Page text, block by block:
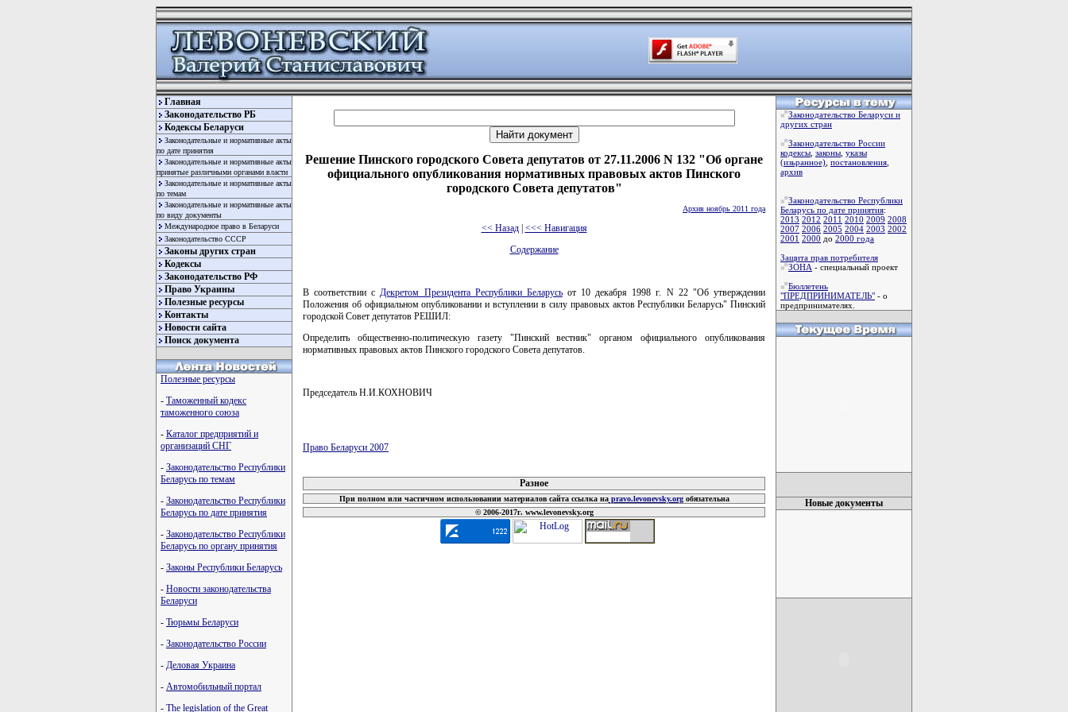
Главная
Законодательство РБ
Кодексы Беларуси
Законодательные и нормативные акты
по дате принятия
Законодательные и нормативные акты
принятые различными органами власти
Законодательные и нормативные акты
по темам
Законодательные и нормативные акты
по виду документы
Международное право в Беларуси
Законодательство СССР
Законы других стран
Кодексы
Законодательство РФ
Право Украины
Полезные ресурсы
Контакты
Новости сайта
Поиск документа
Полезные ресурсы
- Таможенный кодекс
таможенного союза
- Каталог предприятий и
организаций СНГ
- Законодательство Республики
Беларусь по темам
- Законодательство Республики
Беларусь по дате принятия
- Законодательство Республики
Беларусь по органу принятия
- Законы Республики Беларусь
- Новости законодательства
Беларуси
- Тюрьмы Беларуси
- Законодательство России
- Деловая Украина
- Автомобильный портал
- The legislation of the Great
Решение Пинского городского Совета депутатов от 27.11.2006 N 132 "Об органе
официального опубликования нормативных правовых актов Пинского
городского Совета депутатов"
Архив ноябрь 2011 года
<< Назад| <<< Навигация
Содержание
В соответствии с Декретом Президента Республики Беларусьот 10 декабря 1998 г. N 22 "Об утверждении
Положения об официальном опубликовании и вступлении в силу правовых актов Республики Беларусь" Пинский
городской Совет депутатов РЕШИЛ:
Определить общественно-политическую газету "Пинский вестник" органом официального опубликования
нормативных правовых актов Пинского городского Совета депутатов.
Председатель Н.И.КОХНОВИЧ
Право Беларуси 2007
Разное
При полном или частичном использовании материалов сайта ссылка наpravo.levonevsky.orgобязательна
© 2006-2017г. www.levonevsky.org
Законодательство Беларуси и
других стран
Законодательство России
кодексы законы указы
(изьранное) постановления
архив
Законодательство Республики
Беларусь по дате принятия:
2013 2012 2011 2010 2009 2008
2007 2006 2005 2004 2003 2002
2001 2000 до 2000 года
Защита прав потребителя
ЗОНА - специальный проект
Бюллетень
"ПРЕДПРИНИМАТЕЛЬ" - о
предпринимателях.
Новые документы